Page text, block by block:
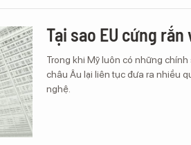
Tại sao EU cứng
Trong khi Mỹ luôn có những
châu Âu lại liên tục đưa ra nhiều
nghệ.